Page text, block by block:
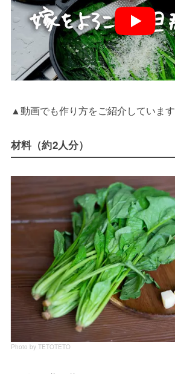
▲動画でも作り方をご紹介しています
材料（約2人分）
Photo by TETOTETO